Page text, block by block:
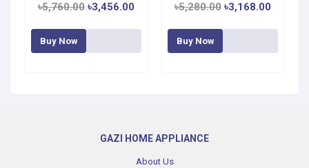
৳5,760.00 ৳3,456.00
Buy Now
৳5,280.00 ৳3,168.00
Buy Now
GAZI HOME APPLIANCE
About Us